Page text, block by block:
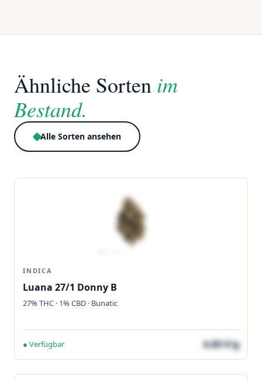
Ähnliche Sorten im
Bestand.
Alle Sorten ansehen
INDICA
Luana 27/1 Donny B
27% THC · 1% CBD · Bunatic
● Verfügbar 4,60 €/g